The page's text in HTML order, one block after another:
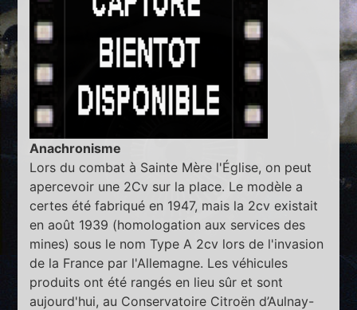
Anachronisme
Lors du combat à Sainte Mère l'Église, on peut
apercevoir une 2Cv sur la place. Le modèle a
certes été fabriqué en 1947, mais la 2cv existait
en août 1939 (homologation aux services des
mines) sous le nom Type A 2cv lors de l'invasion
de la France par l'Allemagne. Les véhicules
produits ont été rangés en lieu sûr et sont
aujourd'hui, au Conservatoire Citroën d’Aulnay-